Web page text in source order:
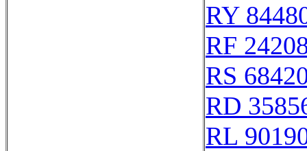
RY
RF
RS
RD
RL